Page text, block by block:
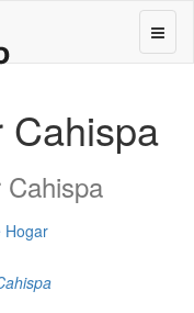
Cahispa
Hogar